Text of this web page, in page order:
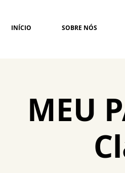
INÍCIO SOBRE NÓS
MEU